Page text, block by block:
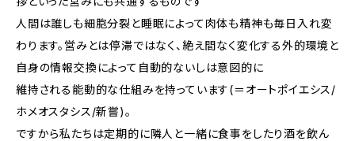
人間は誰しも細胞分裂と睡眠によって肉体も精神も毎日入れ変
わります。営みとは停滞ではなく、絶え間なく変化する外的環境と
自身の情報交換によって自動的ないしは意図的に
維持される能動的な仕組みを持っています(＝オートポイエシス/
ホメオスタシス/新嘗)。
ですから私たちは定期的に隣人と一緒に食事をしたり酒を飲ん